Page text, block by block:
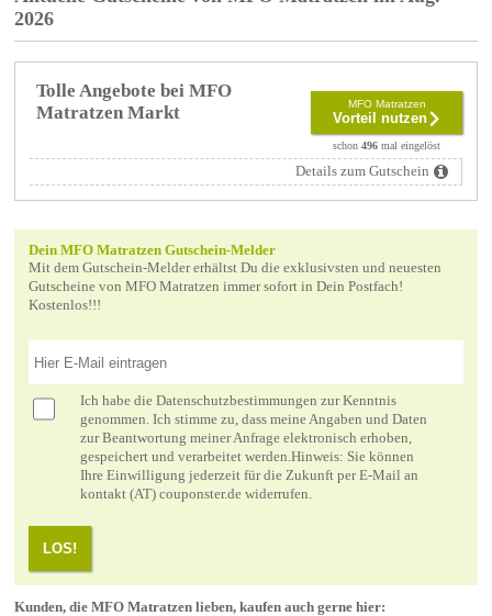
2026
Tolle Angebote bei MFO
Matratzen Markt
MFO Matratzen
Vorteil nutzen
schon496 mal eingelöst
Details zum Gutschein
Dein MFO Matratzen Gutschein-Melder
Mit dem Gutschein-Melder erhältst Du die exklusivsten und neuesten
Gutscheine von MFO Matratzen immer sofort in Dein Postfach!
Kostenlos!!!
Ich habe die Datenschutzbestimmungen zur Kenntnis
genommen. Ich stimme zu, dass meine Angaben und Daten
zur Beantwortung meiner Anfrage elektronisch erhoben,
gespeichert und verarbeitet werden.Hinweis: Sie können
Ihre Einwilligung jederzeit für die Zukunft per E-Mail an
kontakt (AT) couponster.de widerrufen.
LOS!
Kunden, die MFO Matratzen lieben, kaufen auch gerne hier: